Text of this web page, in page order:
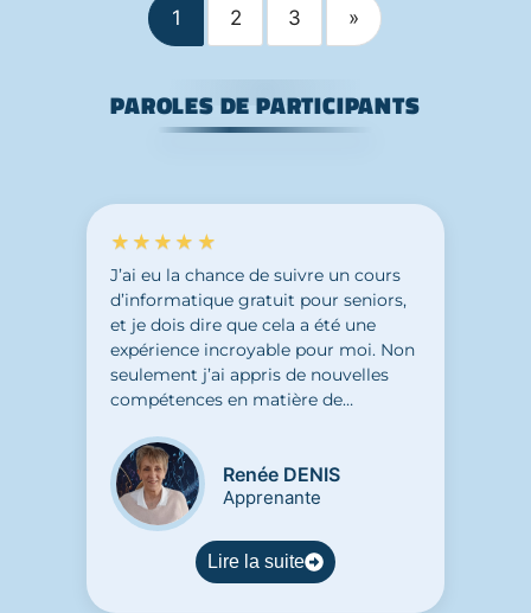
1 2 3 »
PAROLES DE PARTICIPANTS
★★★★★
J’ai eu la chance de suivre un cours
d’informatique gratuit pour seniors,
et je dois dire que cela a été une
expérience incroyable pour moi. Non
seulement j’ai appris de nouvelles
compétences en matière de
découvert un don caché en moi. Ce
cours m’a permis de m’ouvrir à de
nouvelles possibilités et de découvrir
de nouveaux horizons. J’ai pu accéder
à un atelier créatif grâce aux
compétences acquises en
Renée DENIS
Apprenante
Lire la suite